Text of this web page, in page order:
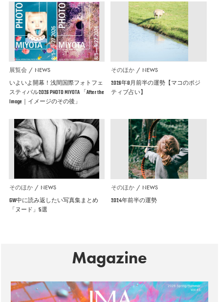
展覧会 NEWS
いよいよ開幕！浅間国際フォトフェ
スティバル2026 PHOTO MIYOTA 「After the
Image｜イメージのその後」
そのほか NEWS
2026年8月前半の運勢【マコのポジ
ティブ占い】
そのほか NEWS
GW中に読み返したい写真集まとめ
「ヌード」5選
そのほか NEWS
2024年前半の運勢
Magazine